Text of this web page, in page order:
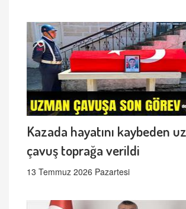
Kazada hayatını kaybeden
çavuş toprağa verildi
13 Temmuz 2026 Pazartesi